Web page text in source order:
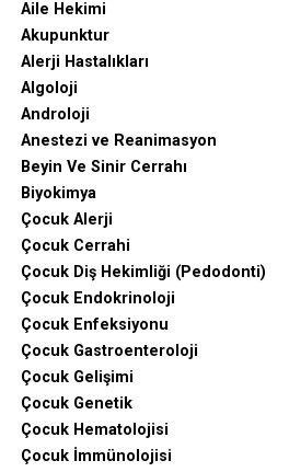
Aile Hekimi
Akupunktur
Alerji Hastalıkları
Algoloji
Androloji
Anestezi ve Reanimasyon
Beyin Ve Sinir Cerrahı
Biyokimya
Çocuk Alerji
Çocuk Cerrahi
Çocuk Diş Hekimliği (Pedodonti)
Çocuk Endokrinoloji
Çocuk Enfeksiyonu
Çocuk Gastroenteroloji
Çocuk Gelişimi
Çocuk Genetik
Çocuk Hematolojisi
Çocuk İmmünolojisi